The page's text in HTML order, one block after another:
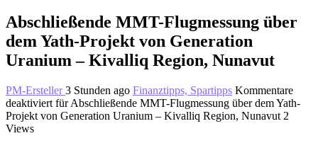
Abschließende MMT-Flugmessung über
dem Yath-Projekt von Generation
Uranium – Kivalliq Region, Nunavut
PM-Ersteller3 Stunden ago Finanztipps, Spartipps Kommentare
deaktiviert für Abschließende MMT-Flugmessung über dem Yath-
Projekt von Generation Uranium – Kivalliq Region, Nunavut 2
Views